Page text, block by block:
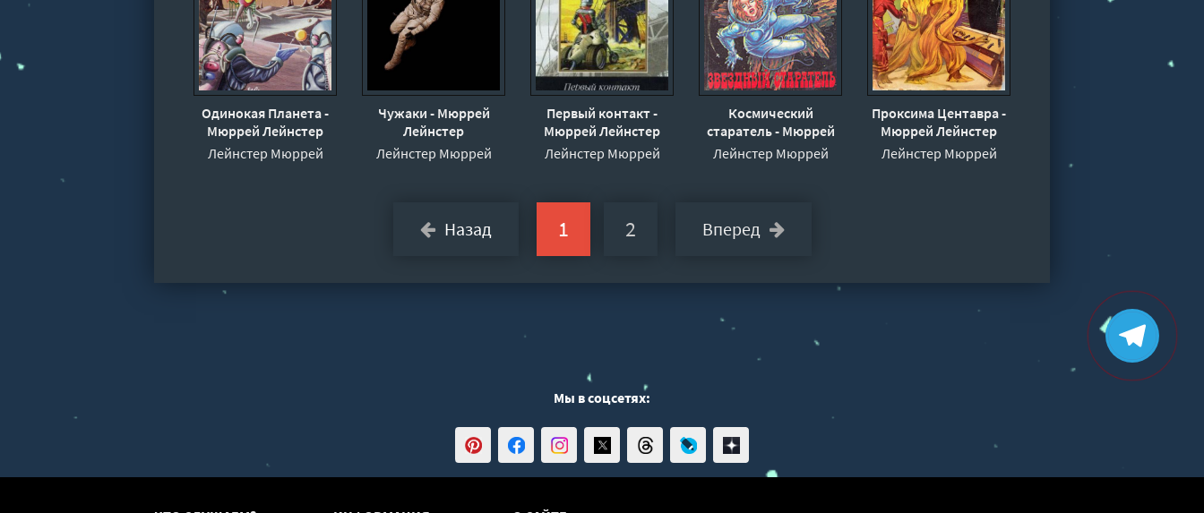
Одинокая Планета -
Мюррей Лейнстер
Лейнстер Мюррей
Чужаки - Мюррей
Лейнстер
Лейнстер Мюррей
Первый контакт -
Мюррей Лейнстер
Лейнстер Мюррей
Космический
старатель - Мюррей
Лейнстер
Лейнстер Мюррей
Проксима Центавра -
Мюррей Лейнстер
Лейнстер Мюррей
Назад 1 2 Вперед
Мы в соцсетях: